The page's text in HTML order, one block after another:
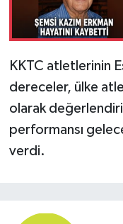
KKTC atletlerinin
dereceler, ülke
olarak
performansı
verdi.